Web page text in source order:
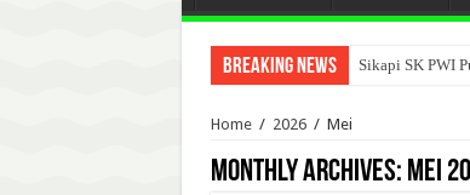
Breaking News Sikapi SK PWI
Home / 2026 / Mei
Monthly Archives: Mei